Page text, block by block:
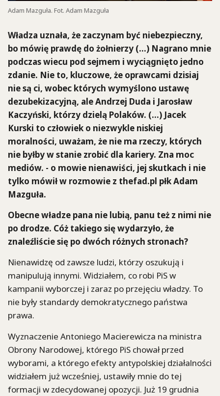
Adam Mazguła. Fot. Adam Mazguła
Władza uznała, że zaczynam być niebezpieczny,
bo mówię prawdę do żołnierzy (…) Nagrano mnie
podczas wiecu pod sejmem i wyciągnięto jedno
zdanie. Nie to, kluczowe, że oprawcami dzisiaj
nie są ci, wobec których wymyślono ustawę
dezubekizacyjną, ale Andrzej Duda i Jarosław
Kaczyński, którzy dzielą Polaków. (…) Jacek
Kurski to człowiek o niezwykle niskiej
moralności, uważam, że nie ma rzeczy, których
nie byłby w stanie zrobić dla kariery. Zna moc
mediów. - o mowie nienawiści, jej skutkach i nie
tylko mówił w rozmowie z thefad.pl płk Adam
Mazguła.
Obecne władze pana nie lubią, panu też z nimi nie
po drodze. Cóż takiego się wydarzyło, że
znaleźliście się po dwóch różnych stronach?
Nienawidzę od zawsze ludzi, którzy oszukują i
manipulują innymi. Widziałem, co robi PiS w
kampanii wyborczej i zaraz po przejęciu władzy. To
nie były standardy demokratycznego państwa
prawa.
Wyznaczenie Antoniego Macierewicza na ministra
Obrony Narodowej, którego PiS chował przed
wyborami, a którego efekty antypolskiej działalności
widziałem już wcześniej, ustawiły mnie do tej
formacji w zdecydowanej opozycji. Już 19 grudnia